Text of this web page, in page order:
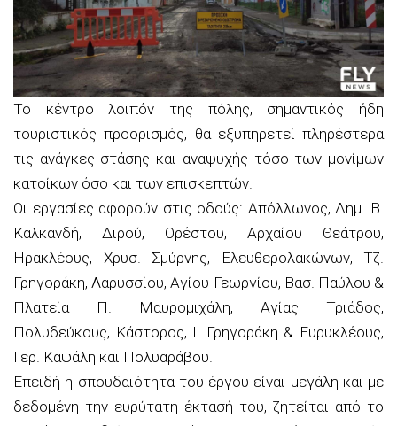
Το κέντρο λοιπόν της πόλης, σημαντικός ήδη
τουριστικός προορισμός, θα εξυπηρετεί πληρέστερα
τις ανάγκες στάσης και αναψυχής τόσο των μονίμων
κατοίκων όσο και των επισκεπτών.
Οι εργασίες αφορούν στις οδούς: Απόλλωνος, Δημ. Β.
Καλκανδή, Διρού, Ορέστου, Αρχαίου Θεάτρου,
Ηρακλέους, Χρυσ. Σμύρνης, Ελευθερολακώνων, Τζ.
Γρηγοράκη, Λαρυσσίου, Αγίου Γεωργίου, Βασ. Παύλου &
Πλατεία Π. Μαυρομιχάλη, Αγίας Τριάδος,
Πολυδεύκους, Κάστορος, Ι. Γρηγοράκη & Ευρυκλέους,
Γερ. Καψάλη και Πολυαράβου.
Επειδή η σπουδαιότητα του έργου είναι μεγάλη και με
δεδομένη την ευρύτατη έκτασή του, ζητείται από το